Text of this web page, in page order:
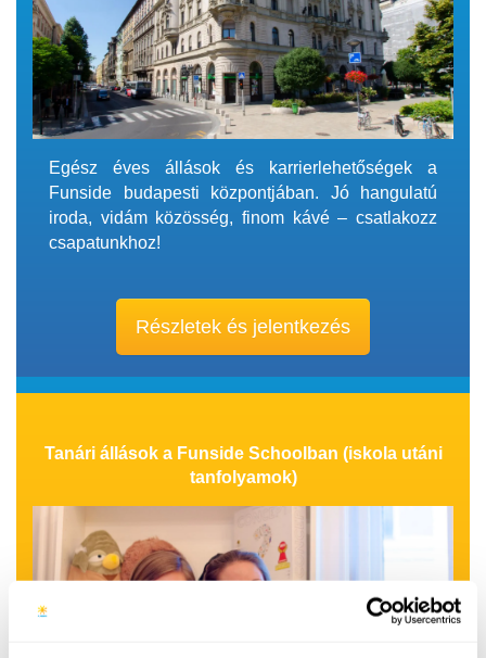
Egész éves állások és karrierlehetőségek a
Funside budapesti központjában. Jó hangulatú
iroda, vidám közösség, finom kávé – csatlakozz
csapatunkhoz!
Részletek és jelentkezés
Tanári állások a Funside Schoolban (iskola utáni
tanfolyamok)